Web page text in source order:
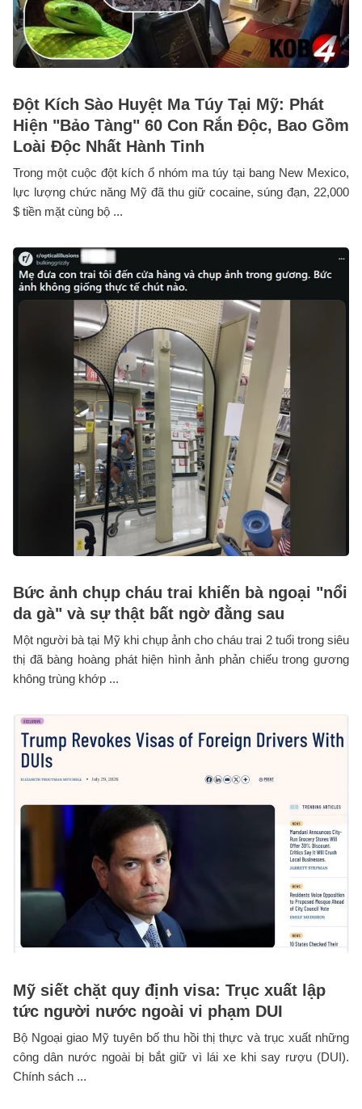
Đột Kích Sào Huyệt Ma Túy Tại Mỹ: Phát
Hiện "Bảo Tàng" 60 Con Rắn Độc, Bao Gồm
Loài Độc Nhất Hành Tinh
Trong một cuộc đột kích ổ nhóm ma túy tại bang New Mexico,
lực lượng chức năng Mỹ đã thu giữ cocaine, súng đạn, 22,000
$ tiền mặt cùng bộ ...
Bức ảnh chụp cháu trai khiến bà ngoại "nổi
da gà" và sự thật bất ngờ đằng sau
Một người bà tại Mỹ khi chụp ảnh cho cháu trai 2 tuổi trong siêu
thị đã bàng hoàng phát hiện hình ảnh phản chiếu trong gương
không trùng khớp ...
Mỹ siết chặt quy định visa: Trục xuất lập
tức người nước ngoài vi phạm DUI
Bộ Ngoại giao Mỹ tuyên bố thu hồi thị thực và trục xuất những
công dân nước ngoài bị bắt giữ vì lái xe khi say rượu (DUI).
Chính sách ...